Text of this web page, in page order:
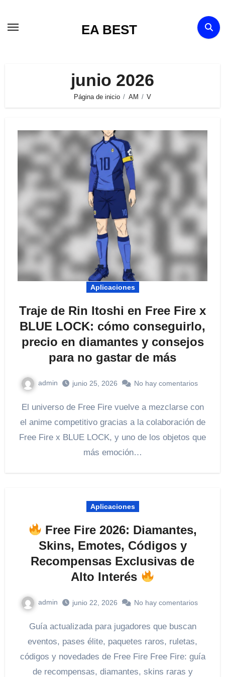
EA BEST
junio 2026
Página de inicio AM V
Aplicaciones
Traje de Rin Itoshi en Free Fire x
BLUE LOCK: cómo conseguirlo,
precio en diamantes y consejos
para no gastar de más
admin junio 25, 2026 No hay comentarios
El universo de Free Fire vuelve a mezclarse con
el anime competitivo gracias a la colaboración de
Free Fire x BLUE LOCK, y uno de los objetos que
más emoción…
Aplicaciones
Free Fire 2026: Diamantes,
Skins, Emotes, Códigos y
Recompensas Exclusivas de
Alto Interés
admin junio 22, 2026 No hay comentarios
Guía actualizada para jugadores que buscan
eventos, pases élite, paquetes raros, ruletas,
códigos y novedades de Free Fire Free Fire: guía
de recompensas, diamantes, skins raras y